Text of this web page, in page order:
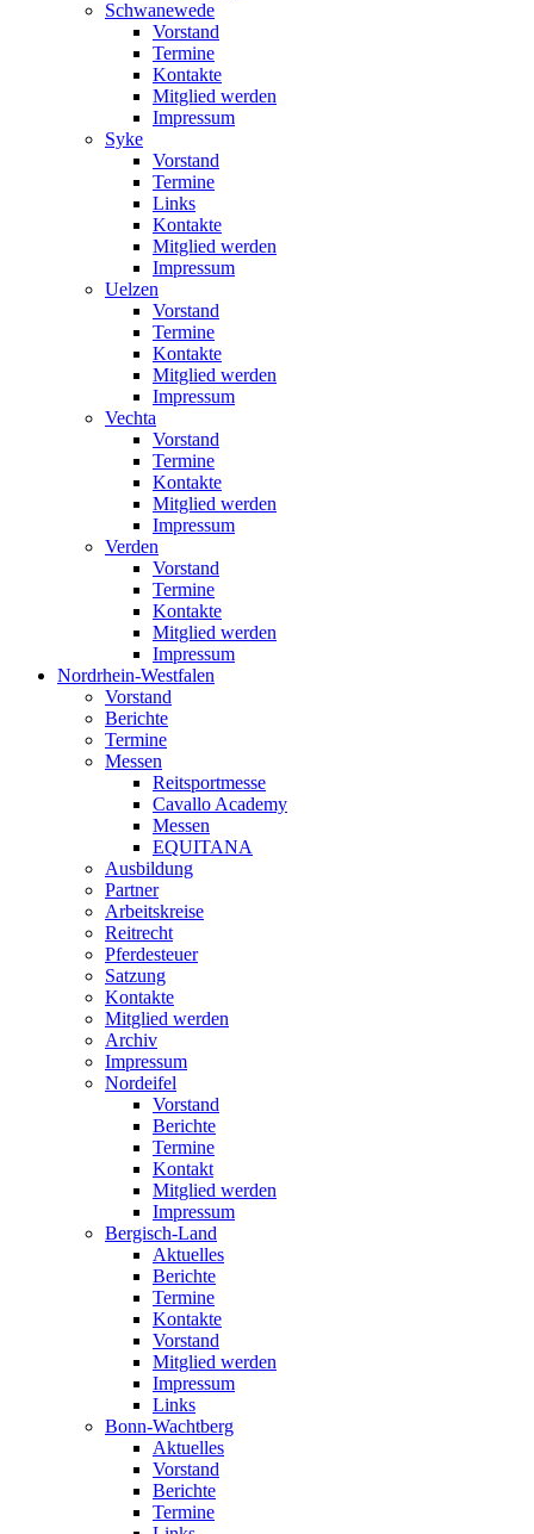
Schwanewede
Vorstand
Termine
Kontakte
Mitglied werden
Impressum
Syke
Vorstand
Termine
Links
Kontakte
Mitglied werden
Impressum
Uelzen
Vorstand
Termine
Kontakte
Mitglied werden
Impressum
Vechta
Vorstand
Termine
Kontakte
Mitglied werden
Impressum
Verden
Vorstand
Termine
Kontakte
Mitglied werden
Impressum
Nordrhein-Westfalen
Vorstand
Berichte
Termine
Messen
Reitsportmesse
Cavallo Academy
Messen
EQUITANA
Ausbildung
Partner
Arbeitskreise
Reitrecht
Pferdesteuer
Satzung
Kontakte
Mitglied werden
Archiv
Impressum
Nordeifel
Vorstand
Berichte
Termine
Kontakt
Mitglied werden
Impressum
Bergisch-Land
Aktuelles
Berichte
Termine
Kontakte
Vorstand
Mitglied werden
Impressum
Links
Bonn-Wachtberg
Aktuelles
Vorstand
Berichte
Termine